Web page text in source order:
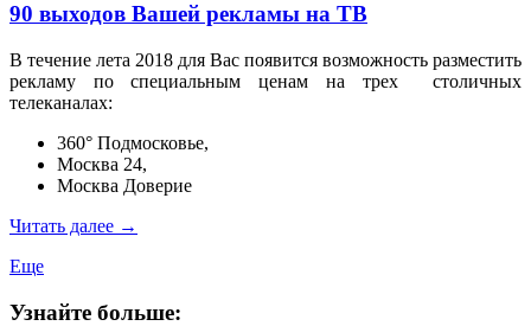
90 выходов Вашей рекламы на ТВ
В течение лета 2018 для Вас появится возможность разместить
рекламу по специальным ценам на трех столичных
телеканалах:
360° Подмосковье,
Москва 24,
Москва Доверие
Читать далее →
Еще
Узнайте больше: